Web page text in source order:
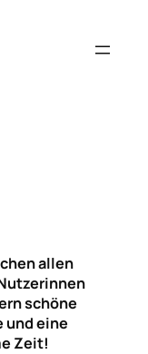
allen
schöne
und eine
Zeit!